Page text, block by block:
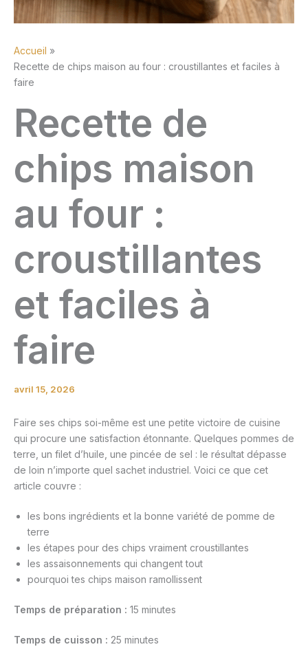
Accueil
Recette de chips maison au four : croustillantes et faciles à
faire
Recette de
chips maison
au four :
croustillantes
et faciles à
faire
avril 15, 2026
Faire ses chips soi-même est une petite victoire de cuisine
qui procure une satisfaction étonnante. Quelques pommes de
terre, un filet d’huile, une pincée de sel : le résultat dépasse
de loin n’importe quel sachet industriel. Voici ce que cet
article couvre :
les bons ingrédients et la bonne variété de pomme de
terre
les étapes pour des chips vraiment croustillantes
les assaisonnements qui changent tout
pourquoi tes chips maison ramollissent
Temps de préparation : 15 minutes
Temps de cuisson : 25 minutes